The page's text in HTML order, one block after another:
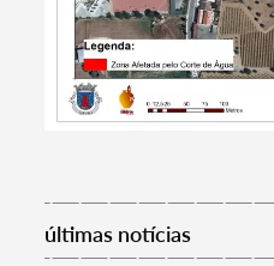
Filtros
últimas notícias